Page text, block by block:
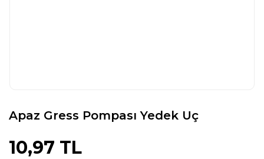
Apaz Gress Pompası Yedek Uç
10,97 TL